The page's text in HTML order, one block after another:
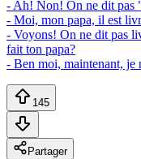
- Ah! Non! On ne dit pas
- Moi, mon papa, il est
- Voyons! On ne dit pas
fait ton papa?
- Ben moi, maintenant, je
145
Partager